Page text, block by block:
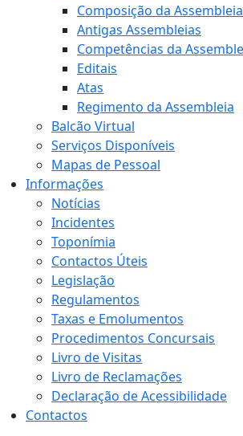
Composição da Assembleia
Antigas Assembleias
Competências da
Editais
Atas
Regimento da Assembleia
Balcão Virtual
Serviços Disponíveis
Mapas de Pessoal
Informações
Notícias
Incidentes
Toponímia
Contactos Úteis
Legislação
Regulamentos
Taxas e Emolumentos
Procedimentos Concursais
Livro de Visitas
Livro de Reclamações
Declaração de Acessibilidade
Contactos